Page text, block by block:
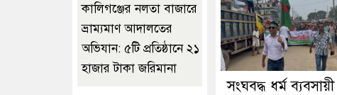
সংঘবদ্ধ ধর্ম ব্যবসায়ী
কালিগঞ্জের নলতা বাজারে
ভ্রাম্যমাণ আদালতের
অভিযান: ৫টি প্রতিষ্ঠানে ২১
হাজার টাকা জরিমানা